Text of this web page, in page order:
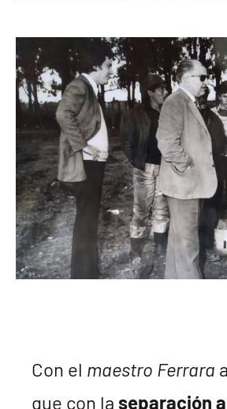
Con el maestro Ferrara
que con la separación